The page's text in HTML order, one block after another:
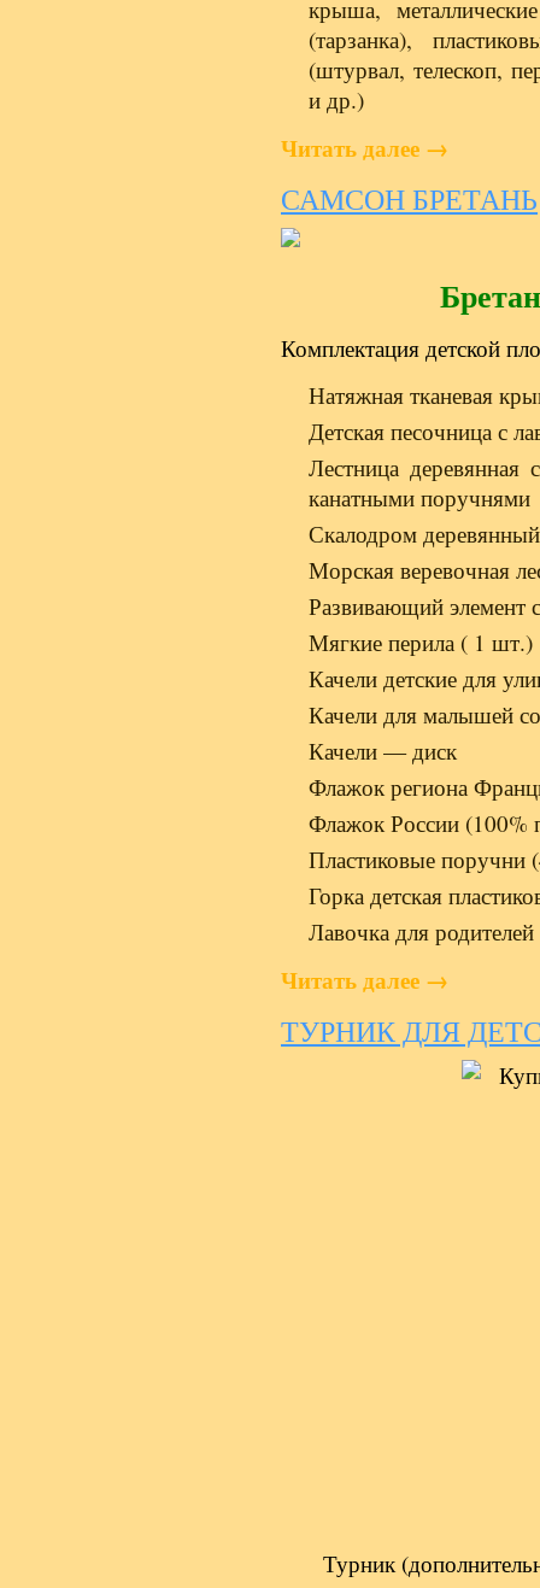
крыша,
(тарзанка),
(штурвал, телескоп,
и др.)
Читать далее →
САМСОН БРЕТАНЬ
Комплектация детской
Натяжная тканевая
Детская песочница с
Лестница
канатными поручнями
Скалодром
Морская веревочная
Развивающий элемент
Мягкие перила ( 1 шт.)
Качели детские для
Качели для малышей
Качели — диск
Флажок региона
Флажок России (100%
Пластиковые поручни
Горка детская
Лавочка для родителей
Читать далее →
ТУРНИК ДЛЯ
Турник